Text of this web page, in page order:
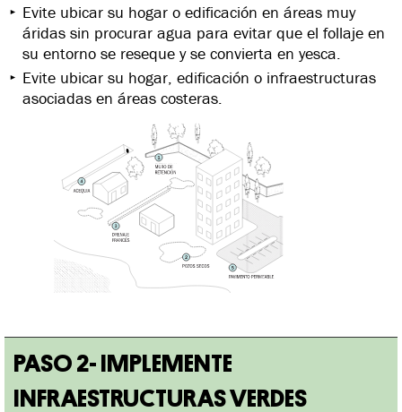
Evite ubicar su hogar o edificación en áreas muy
áridas sin procurar agua para evitar que el follaje en
su entorno se reseque y se convierta en yesca.
Evite ubicar su hogar, edificación o infraestructuras
asociadas en áreas costeras.
PASO 2- IMPLEMENTE
INFRAESTRUCTURAS VERDES